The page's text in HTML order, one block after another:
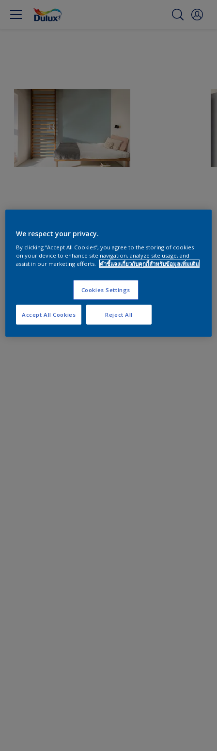
We respect your privacy.
By clicking “Accept All Cookies”, you agree to the storing of cookies
on your device to enhance site navigation, analyze site usage, and
assist in our marketing efforts.
คำชี้แจงเกี่ยวกับคุกกี้สำหรับข้อมูลเพิ่มเติม
Cookies Settings
Reject All
Accept All Cookies